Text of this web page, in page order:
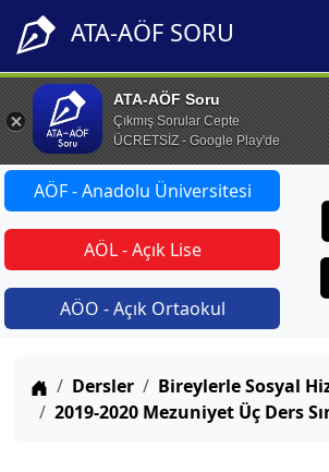
ATA-AÖF SORU
ATA-AÖF Soru
Çıkmış Sorular Cepte
ÜCRETSİZ - Google Play'de
AÖF - Anadolu Üniversitesi
AÖL - Açık Lise
AÖO - Açık Ortaokul
Anasayfa
Dersler
Bireylerle Sosyal
2019-2020 Mezuniyet Üç Ders